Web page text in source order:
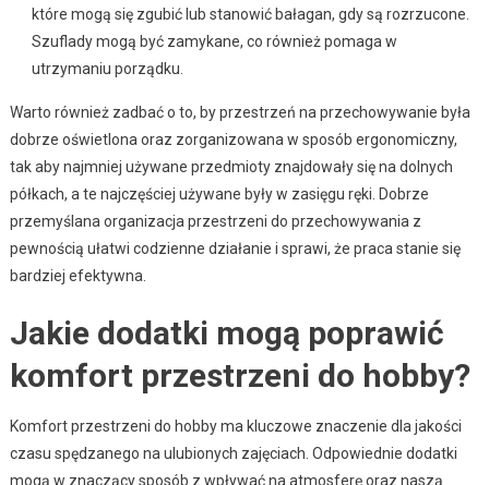
które mogą się zgubić lub stanowić bałagan, gdy są rozrzucone.
Szuflady mogą być zamykane, co również pomaga w
utrzymaniu porządku.
Warto również zadbać o to, by przestrzeń na przechowywanie była
dobrze oświetlona oraz zorganizowana w sposób ergonomiczny,
tak aby najmniej używane przedmioty znajdowały się na dolnych
półkach, a te najczęściej używane były w zasięgu ręki. Dobrze
przemyślana organizacja przestrzeni do przechowywania z
pewnością ułatwi codzienne działanie i sprawi, że praca stanie się
bardziej efektywna.
Jakie dodatki mogą poprawić
komfort przestrzeni do hobby?
Komfort przestrzeni do hobby ma kluczowe znaczenie dla jakości
czasu spędzanego na ulubionych zajęciach. Odpowiednie dodatki
mogą w znaczący sposób z wpływać na atmosferę oraz naszą